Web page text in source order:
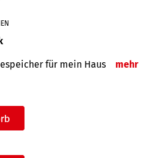
für mein Haus mehr